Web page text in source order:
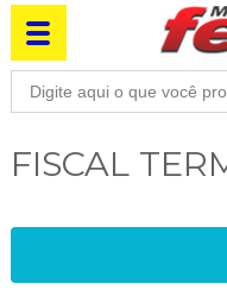
FISCAL